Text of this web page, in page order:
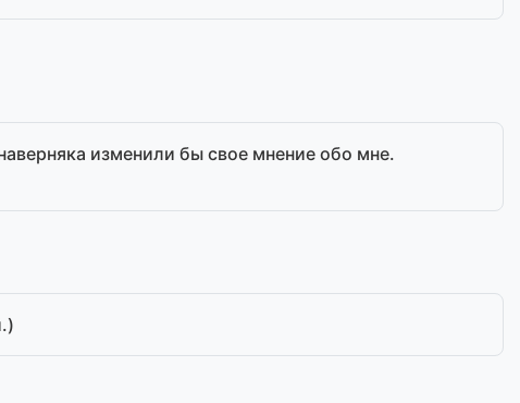
изменили бы свое мнение обо мне.